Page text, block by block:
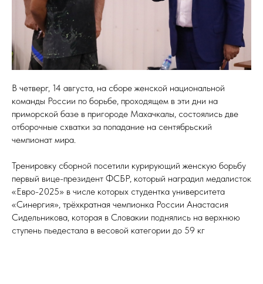
В четверг, 14 августа, на сборе женской национальной
команды России по борьбе, проходящем в эти дни на
приморской базе в пригороде Махачкалы, состоялись две
отборочные схватки за попадание на сентябрьский
чемпионат мира.
Тренировку сборной посетили курирующий женскую борьбу
первый вице-президент ФСБР, который наградил медалисток
«Евро-2025» в числе которых студентка университета
«Синергия», трёхкратная чемпионка России Анастасия
Сидельникова, которая в Словакии поднялись на верхнюю
ступень пьедестала в весовой категории до 59 кг